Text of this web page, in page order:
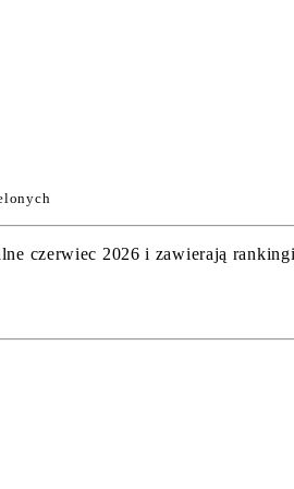
czerwiec 2026 i zawierają